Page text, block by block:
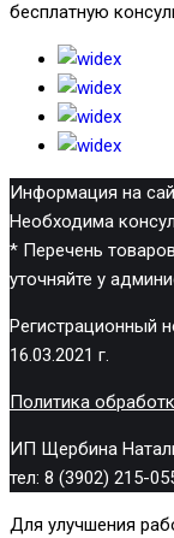
бесплатную
Информация на
Необходима
* Перечень
уточняйте у
Регистрационный
16.03.2021 г.
Политика
ИП Щербина
тел: 8 (3902) 215-
Для улучшения